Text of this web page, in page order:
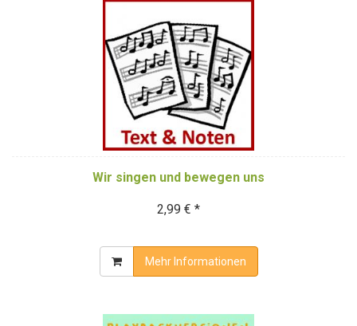
Wir singen und bewegen uns
2,99 € *
Mehr Informationen